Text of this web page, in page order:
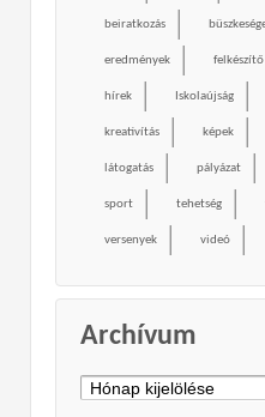
beiratkozás
eredmények felkészítő
hírek Iskolaújság
kreativítás képek
látogatás pályázat
sport tehetség
versenyek videó
Archívum
Archívum